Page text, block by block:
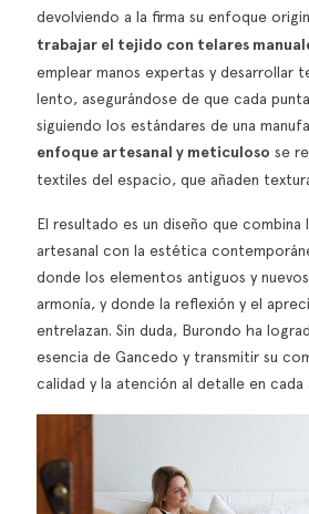
devolviendo a la firma su enfoque
trabajar el tejido con telares
emplear manos expertas y desarrollar
lento, asegurándose de que cada
siguiendo los estándares de una
enfoque artesanal y meticuloso se
textiles del espacio, que añaden
El resultado es un diseño que
artesanal con la estética
donde los elementos antiguos y
armonía, y donde la reflexión y el
entrelazan. Sin duda, Burondo ha
esencia de Gancedo y transmitir su
calidad y la atención al detalle en